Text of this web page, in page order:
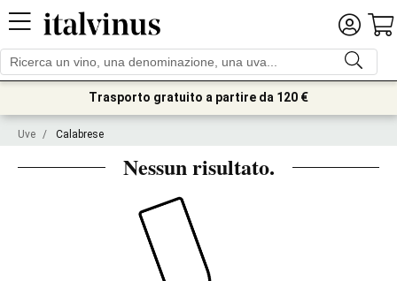
Trasporto gratuito a partire da 120 €
Uve / Calabrese
Nessun risultato.